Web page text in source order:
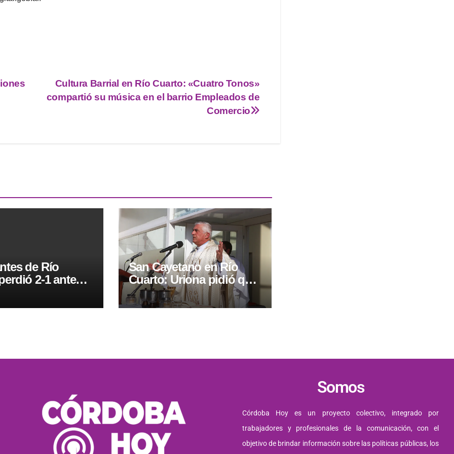
Cultura Barrial en Río Cuarto: «Cuatro Tonos»
compartió su música en el barrio Empleados de
Comercio
de Río
2-1 ante
San Cayetano en Río
Cuarto: Uriona pidió que
«el capital esté al servicio
del trabajo»
Somos
Córdoba Hoy es un proyecto colectivo, integrado por
trabajadores y profesionales de la comunicación, con el
objetivo de brindar información sobre las políticas públicas, los